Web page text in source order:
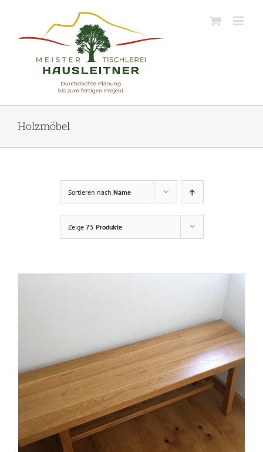
Holzmöbel
Sortieren nach Name
Zeige 75 Produkte